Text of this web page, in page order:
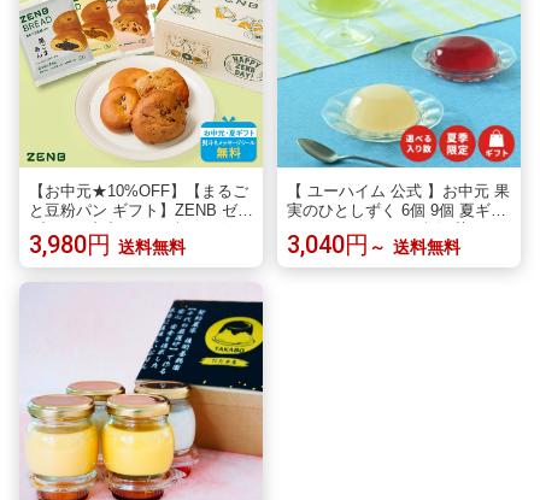
【お中元★10%OFF】【まるご
と豆粉パン ギフト】ZENB ゼン
クス入り 8個セット 送料無料｜
グルテンフリー 糖質オフ 小麦
粉不使用 2026 父の日 お中元
夏ギフト 誕生日 プレゼント 内
祝い 出産祝い 楽天限定 ソーシ
3,980円 送料無料
【 ユーハイム 公式 】お中元 果
実のひとしずく 6個 9個 夏ギフ
heim 果物 バウムクーヘン バー
ムクーヘン ギフト プレゼント
3,040円 ～ 送料無料